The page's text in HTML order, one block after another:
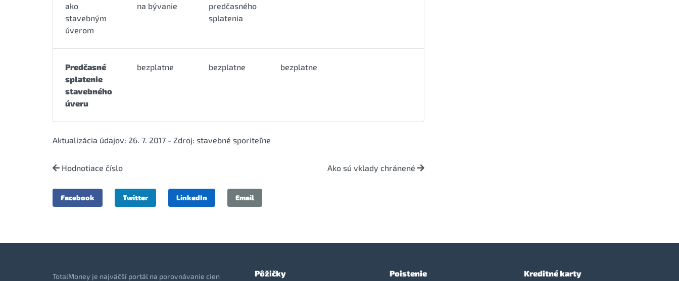
ako
stavebným
úverom
na bývanie
predčasného
splatenia
Predčasné
splatenie
stavebného
úveru
bezplatne bezplatne bezplatne
Aktualizácia údajov: 26. 7. 2017 - Zdroj: stavebné sporiteľne
Hodnotiace číslo Ako sú vklady chránené
Facebook Twitter LinkedIn Email
Pôžičky Poistenie Kreditné karty
TotalMoney je najväčší portál na porovnávanie cien